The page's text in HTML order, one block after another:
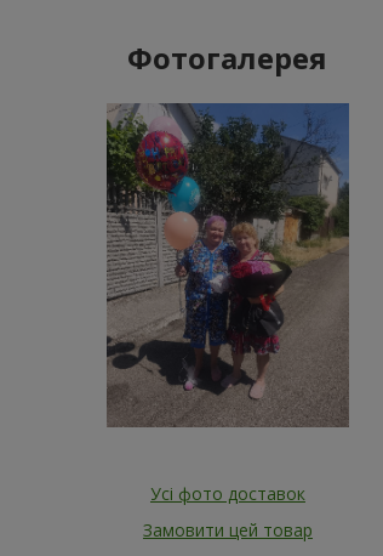
Фотогалерея
Усі фото доставок
Замовити цей товар